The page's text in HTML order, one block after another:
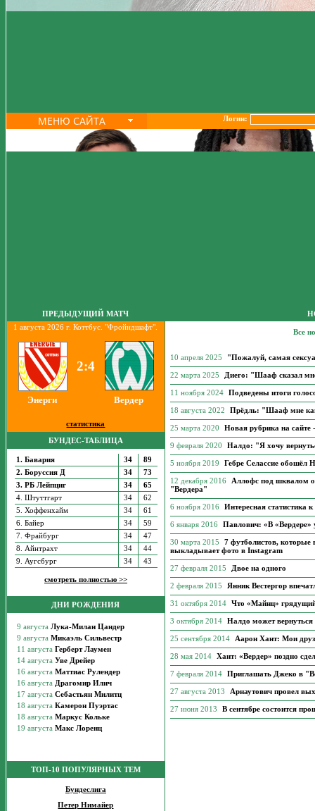
МЕНЮ САЙТА Логин:
ПРЕДЫДУЩИЙ МАТЧ
1 августа 2026 г. Коттбус. "Фройндшафт".
2:4
Энерги Вердер
статистика
БУНДЕС-ТАБЛИЦА
1. Бавария 34
89
2. Боруссия Д
34
73
3. РБ Лейпциг
34
65
4. Штуттгарт
34
62
5. Хоффенхайм
34
61
6. Байер
34
59
7. Фрайбург
34
47
8. Айнтрахт
34
44
9. Аугсбург
34 43
смотреть полностью >>
ДНИ РОЖДЕНИЯ
ТОП-10 ПОПУЛЯРНЫХ ТЕМ
Бундеслига
Петер Нимайер
Все
10 апреля 2025 "Пожалуй, самая
22 марта 2025 Диего: "Шааф сказал
11 ноября 2024 Подведены итоги
18 августа 2022 Прёдль: "Шааф мне как
25 марта 2020 Новая рубрика на
9 февраля 2020 Налдо: "Я хочу
5 ноября 2019 Гебре Селассие обошёл
12 декабря 2016
Аллофс под шквалом
"Вердера"
6 ноября 2016 Интересная
6 января 2016 Павлович: «В
30 марта 2015
7 футболистов,
выкладывает фото в Instagram
27 февраля 2015 Двое на одного
2 февраля 2015 Янник Вестергор
31 октября 2014 Что «Майнц»
3 октября 2014 Налдо может вернуться
25 сентября 2014 Аарон Хант: Мои
28 мая 2014 Хант: «Вердер» поздно
7 февраля 2014 Приглашать Джеко в
27 августа 2013 Арнаутович провел
27 июня 2013 В сентябре состоится